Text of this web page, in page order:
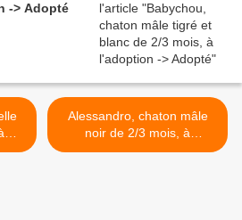
-> Adopté
Alessandro, chaton mâle
noir de 2/3 mois, à
l'adoption -> adopté avec